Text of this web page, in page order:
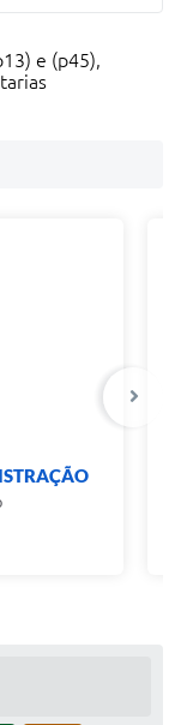
e (p45),
GOVERNO E